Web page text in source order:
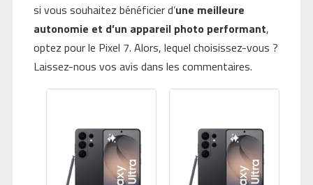
si vous souhaitez bénéficier d’une meilleure
autonomie et d’un appareil photo performant,
optez pour le Pixel 7. Alors, lequel choisissez-vous ?
Laissez-nous vos avis dans les commentaires.